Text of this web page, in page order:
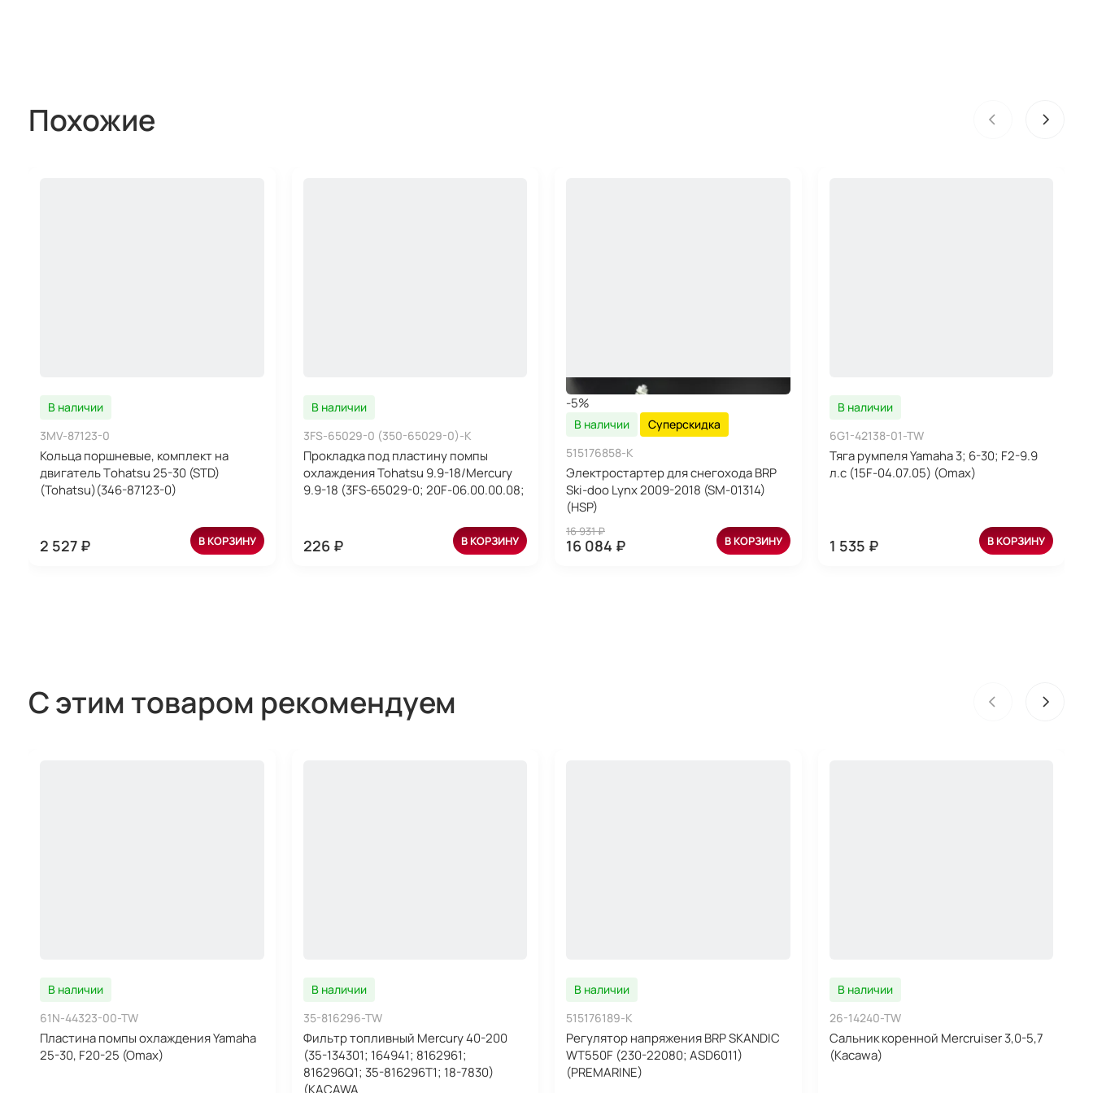
Похожие
В наличии
3MV-87123-0
Кольца поршневые, комплект на
двигатель Тohatsu 25-30 (STD)
(Tohatsu)(346-87123-0)
2 527 ₽ В КОРЗИНУ
В наличии
3FS-65029-0 (350-65029-0)-K
Прокладка под пластину помпы
охлаждения Tohatsu 9.9-18/Mercury
9.9-18 (3FS-65029-0; 20F-06.00.00.08;
226 ₽ В КОРЗИНУ
-5%
В наличии
Суперскидка
515176858-K
Электростартер для снегохода BRP
Ski-doo Lynx 2009-2018 (SM-01314)
(HSP)
16 931 ₽
16 084 ₽ В КОРЗИНУ
В наличии
6G1-42138-01-TW
Тяга румпеля Yamaha 3; 6-30; F2-9.9
л.с (15F-04.07.05) (Omax)
1 535 ₽ В КОРЗИНУ
С этим товаром рекомендуем
В наличии
61N-44323-00-TW
Пластина помпы охлаждения Yamaha
25-30, F20-25 (Omax)
В наличии
35-816296-TW
Фильтр топливный Mercury 40-200
(35-134301; 164941; 8162961;
816296Q1; 35-816296T1; 18-7830)
В наличии
515176189-K
Регулятор напряжения BRP SKANDIC
WT550F (230-22080; ASD6011)
(PREMARINE)
В наличии
26-14240-TW
Сальник коренной Mercruiser 3,0-5,7
(Kacawa)